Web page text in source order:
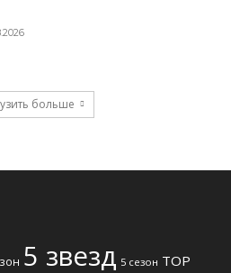
больше
5 звезд 5 сезон TOP